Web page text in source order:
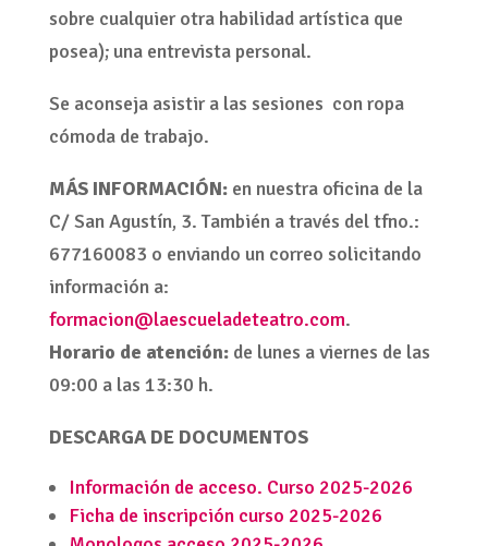
sobre cualquier otra habilidad artística que
posea); una entrevista personal.
Se aconseja asistir a las sesiones con ropa
cómoda de trabajo.
MÁS INFORMACIÓN: en nuestra oficina de la
C/ San Agustín, 3. También a través del tfno.:
677160083 o enviando un correo solicitando
información a:
formacion@laescueladeteatro.com.
Horario de atención: de lunes a viernes de las
09:00 a las 13:30 h.
DESCARGA DE DOCUMENTOS
Información de acceso. Curso 2025-2026
Ficha de inscripción curso 2025-2026